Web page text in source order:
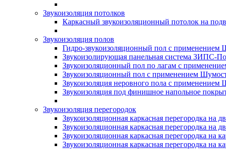
Звукоизоляция потолков
Каркасный звукоизоляционный потолок на
Звукоизоляция полов
Гидро-звукоизоляционный пол с применением
Звукоизолирующая панельная система ЗИПС-
Звукоизоляционный пол по лагам с
Звукоизоляционный пол с применением
Звукоизоляция неровного пола с применением
Звукоизоляция под финишное напольное
Звукоизоляция перегородок
Звукоизоляционная каркасная перегородка на
Звукоизоляционная каркасная перегородка на
Звукоизоляционная каркасная перегородка на
Звукоизоляционная каркасная перегородка на